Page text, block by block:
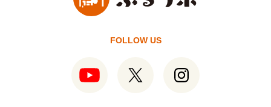
FOLLOW US